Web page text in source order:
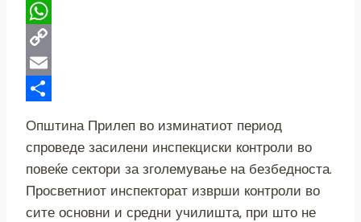
Telegram
WhatsApp
Copy
Link
Email
Општина Прилеп во изминатиот период
спроведе засилени инспекциски контроли во
повеќе сектори за зголемување на безбедноста.
Просветниот инспекторат изврши контроли во
сите основни и средни училишта, при што не